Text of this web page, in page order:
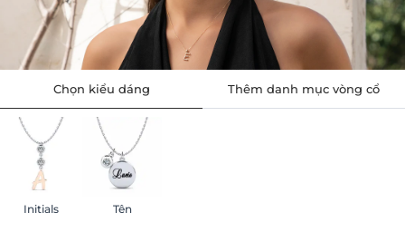
Chọn kiểu dáng
Initials Tên
Thêm danh mục vòng cổ